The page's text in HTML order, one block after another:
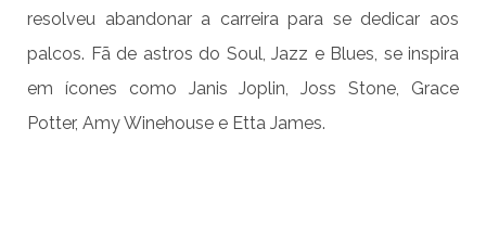
resolveu abandonar a carreira para se dedicar aos
palcos. Fã de astros do Soul, Jazz e Blues, se inspira
em ícones como Janis Joplin, Joss Stone, Grace
Potter, Amy Winehouse e Etta James.